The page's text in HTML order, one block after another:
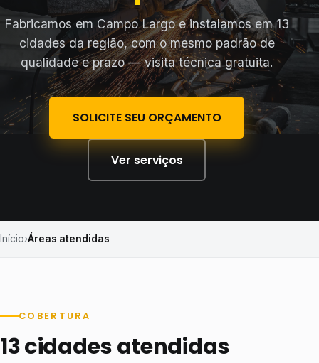
Fabricamos em Campo Largo e instalamos em 13
cidades da região, com o mesmo padrão de
qualidade e prazo — visita técnica gratuita.
SOLICITE SEU ORÇAMENTO
Ver serviços
Início Áreas atendidas
COBERTURA
13 cidades atendidas